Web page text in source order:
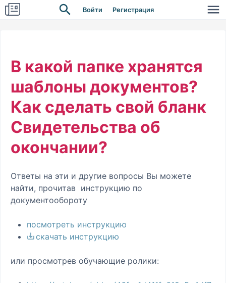
Войти Регистрация
В какой папке хранятся
шаблоны документов?
Как сделать свой бланк
Свидетельства об
окончании?
Ответы на эти и другие вопросы Вы можете
найти, прочитав инструкцию по
документообороту
посмотреть инструкцию
скачать инструкцию
или просмотрев обучающие ролики: